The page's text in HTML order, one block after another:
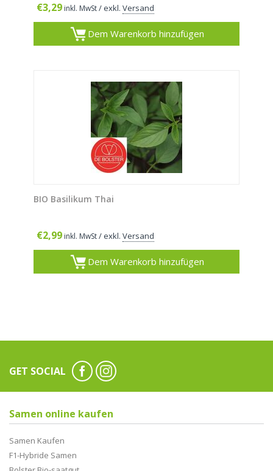
€3,29 inkl. MwSt/ exkl. Versand
Dem Warenkorb hinzufügen
BIO Basilikum Thai
€2,99 inkl. MwSt/ exkl. Versand
Dem Warenkorb hinzufügen
GET SOCIAL
Samen online kaufen
Samen Kaufen
F1-Hybride Samen